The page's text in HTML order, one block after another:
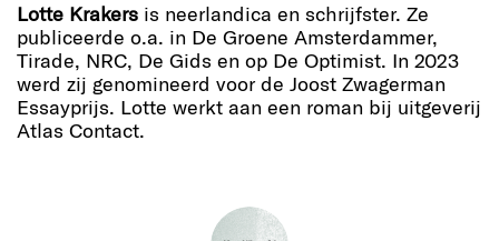
Lotte Krakers is neerlandica en schrijfster. Ze
publiceerde o.a. in De Groene Amsterdammer,
Tirade, NRC, De Gids en op De Optimist. In 2023
werd zij genomineerd voor de Joost Zwagerman
Essayprijs. Lotte werkt aan een roman bij uitgeverij
Atlas Contact.